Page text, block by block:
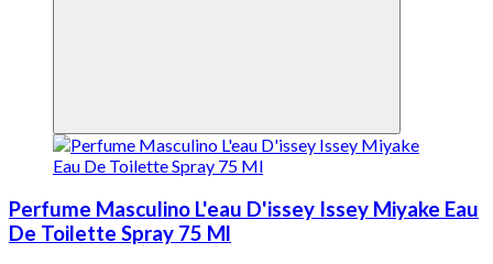
Perfume Masculino L'eau D'issey Issey Miyake Eau
De Toilette Spray 75 Ml